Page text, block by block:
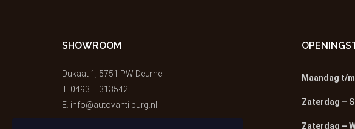
SHOWROOM
Dukaat 1, 5751 PW Deurne
T. 0493 – 313542
E. info@autovantilburg.nl
Maandag t/
Zaterdag –
Zaterdag –